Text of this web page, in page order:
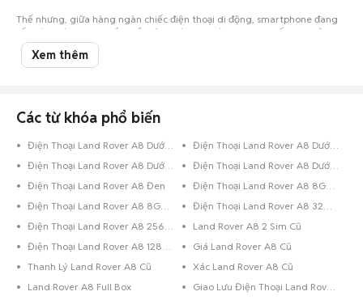
Thế nhưng, giữa hàng ngàn chiếc điện thoại di động, smartphone đang
rất thịnh hành, bạn chắc chắn sẽ vô cùng choáng ngợp, khiến cho việc lựa
chọn trở nên vô cùng khó khăn. Nhất là khi hầu bao eo hẹp thì việc cân
nhắc nên mua điện thoại cũ hay mới, mua của hãng điện thoại nào... lại
càng khó giải quyết.
Land Rover A8 cũ với giá siêu tiết kiệm tại Toàn quốc nhưng vẫn đảm bảo
chất lượng. Trường hợp bạn đang sở hữu chiếc điện thoại Land Rover cũ
đã qua sử dụng và muốn bán, hãy chụp hình lại và đăng tin rao bán ngay
trên Chợ Tốt.
Chúc các bạn có trải nghiệm mua bán điện thoại cũtuyệt vời trên Chợ
Tốt.
Xem thêm
Các từ khóa phổ biến
Điện Thoại Land Rover A8 Dưới 8GB Xanh Lá
Điện Thoại Land Rover A8 Dưới 8GB Đỏ
Điện Thoại Land Rover A8 Dưới 8GB Đen
Điện Thoại Land Rover A8 Dưới 8GB Bạc
Điện Thoại Land Rover A8 Đen
Điện Thoại Land Rover A8 8GB Xanh Lá
Điện Thoại Land Rover A8 8GB Đen
Điện Thoại Land Rover A8 32GB Đen
Điện Thoại Land Rover A8 256GB Đỏ
Land Rover A8 2 Sim Cũ
Điện Thoại Land Rover A8 128GB Đen
Giá Land Rover A8 Cũ
Thanh Lý Land Rover A8 Cũ
Xác Land Rover A8 Cũ
Land Rover A8 Full Box
Giao Lưu Điện Thoại Land Rover A8